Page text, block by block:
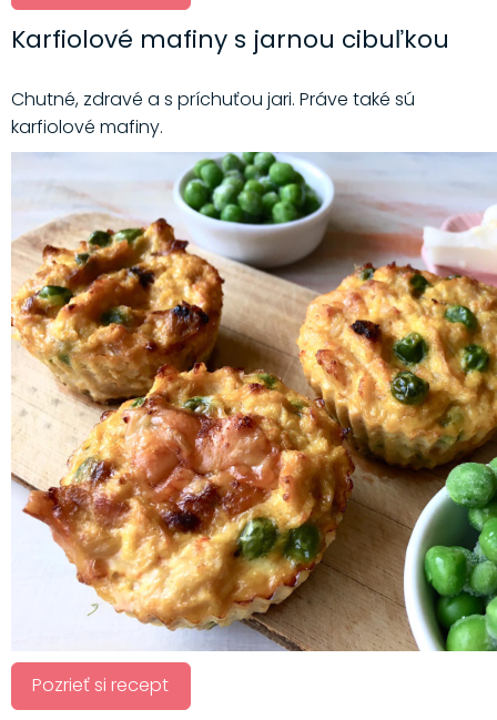
Karfiolové mafiny s jarnou cibuľkou
Chutné, zdravé a s príchuťou jari. Práve také sú
karfiolové mafiny.
Pozrieť si recept